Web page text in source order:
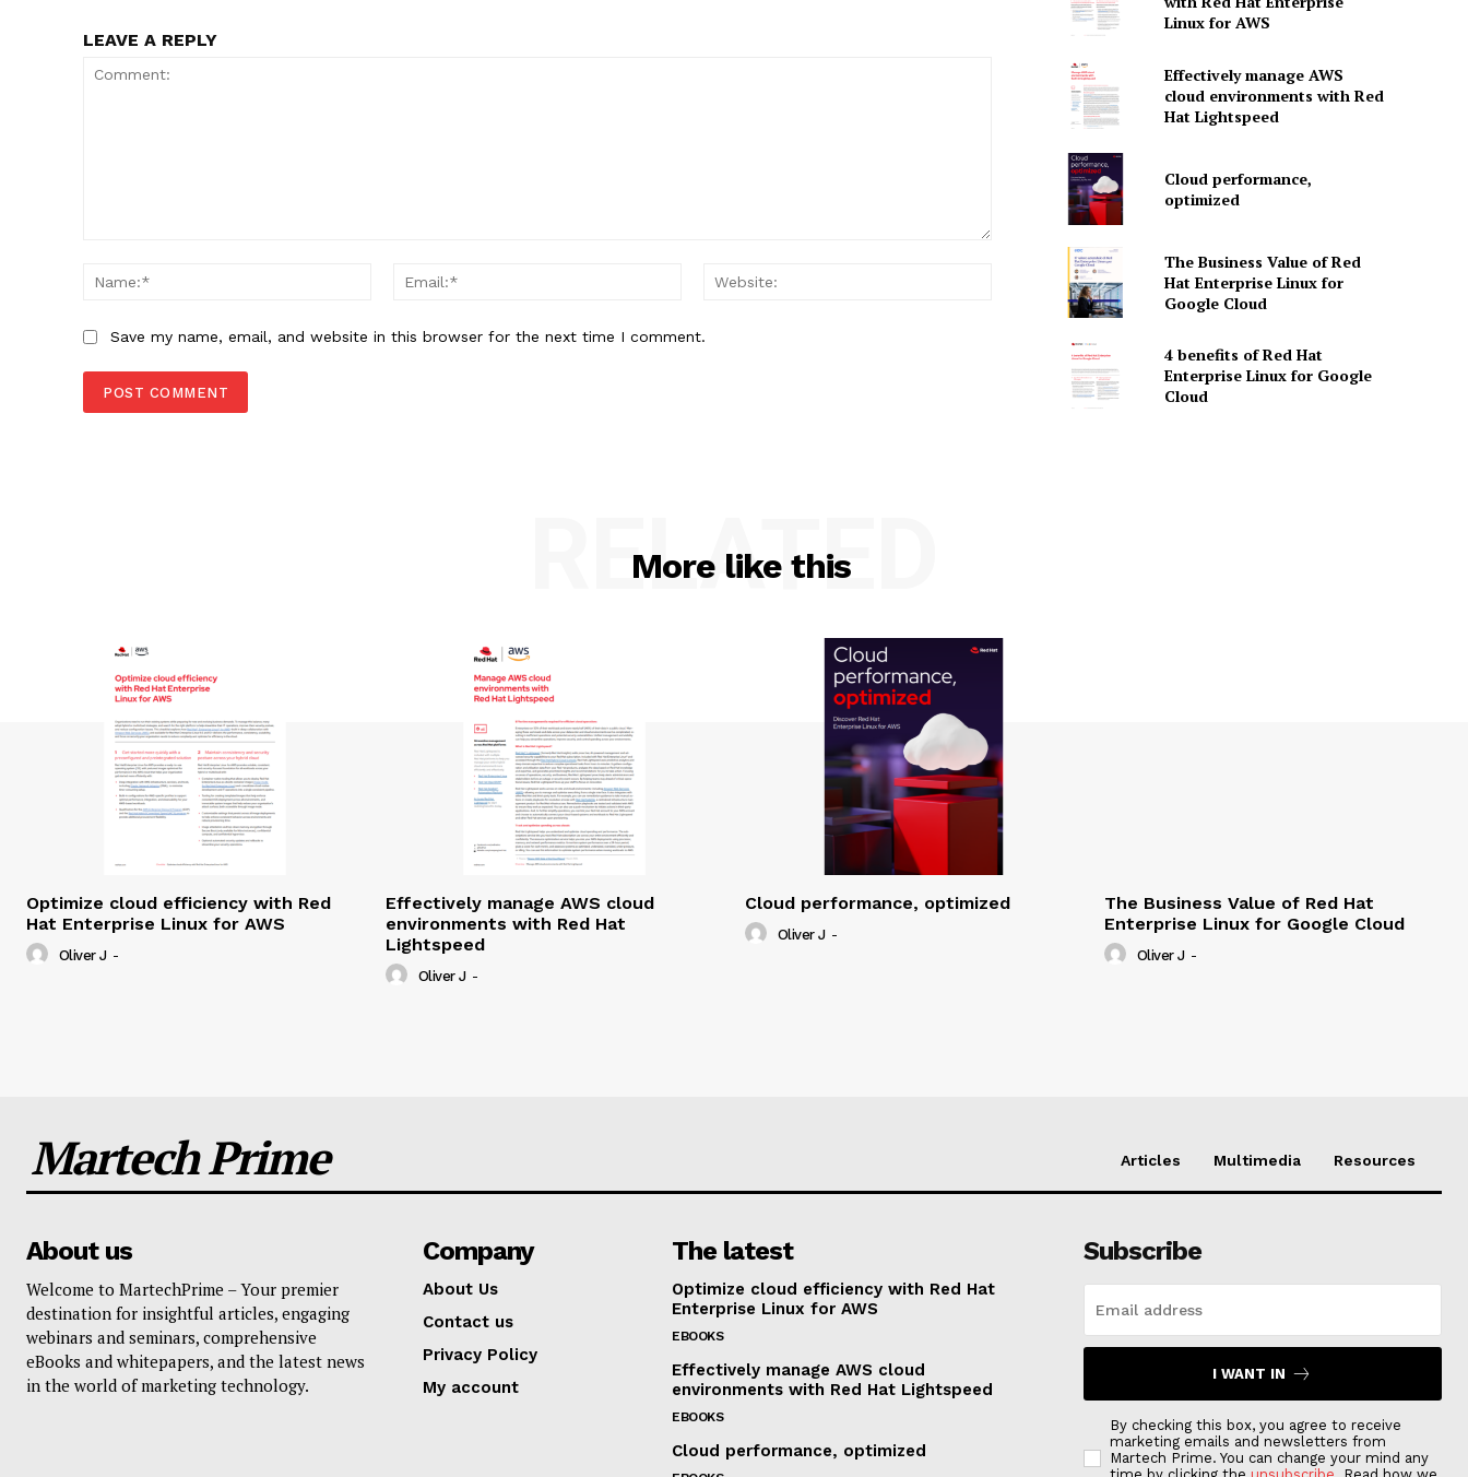
LEAVE A REPLY
Name:*
Email:*
Save my name, email, and website in this browser for the next time I comment.
Linux for AWS
Effectively manage AWS
cloud environments with Red
Hat Lightspeed
Cloud performance,
optimized
The Business Value of Red
Hat Enterprise Linux for
Google Cloud
4 benefits of Red Hat
Enterprise Linux for Google
Cloud
More like this
RELATED
Optimize cloud efficiency with Red
Hat Enterprise Linux for AWS
Oliver J -
Effectively manage AWS cloud
environments with Red Hat
Lightspeed
Oliver J -
Cloud performance, optimized
Oliver J -
The Business Value of Red Hat
Enterprise Linux for Google Cloud
Oliver J -
Martech Prime Articles Multimedia Resources
About us
Welcome to MartechPrime – Your premier
destination for insightful articles, engaging
webinars and seminars, comprehensive
eBooks and whitepapers, and the latest news
in the world of marketing technology.
Company
About Us
Contact us
Privacy Policy
My account
The latest
Optimize cloud efficiency with Red Hat
Enterprise Linux for AWS
EBOOKS
Effectively manage AWS cloud
environments with Red Hat Lightspeed
EBOOKS
Cloud performance, optimized
Subscribe
I WANT IN
By checking this box, you agree to receive
marketing emails and newsletters from
Martech Prime. You can change your mind any